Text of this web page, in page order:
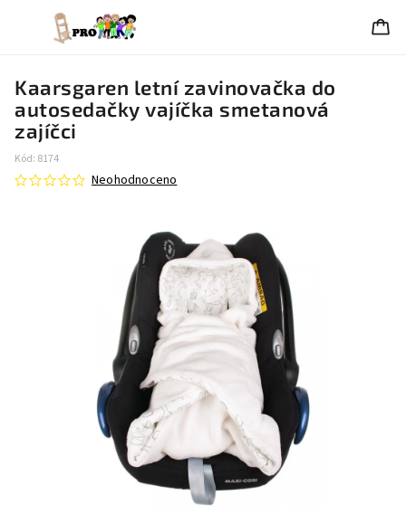
Kaarsgaren letní zavinovačka do
autosedačky vajíčka smetanová
zajíčci
Kód: 8174
Neohodnoceno